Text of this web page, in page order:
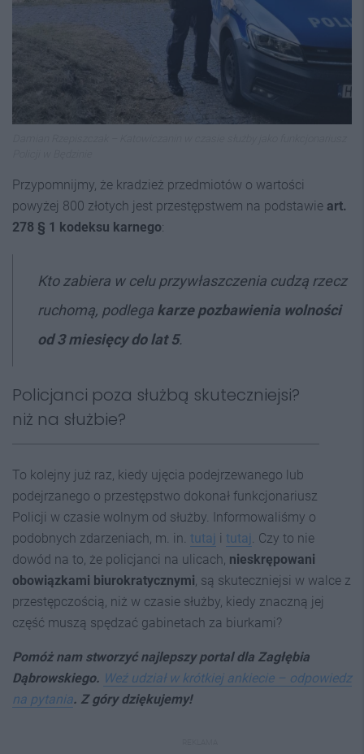
Przypomnijmy, że kradzież przedmiotów o wartości
powyżej 800 złotych jest przestępstwem na podstawie art.
278 § 1 kodeksu karnego:
Kto zabiera w celu przywłaszczenia cudzą rzecz
ruchomą, podlega karze pozbawienia wolności
od 3 miesięcy do lat 5.
Policjanci poza służbą skuteczniejsi?
niż na służbie?
To kolejny już raz, kiedy ujęcia podejrzewanego lub
podejrzanego o przestępstwo dokonał funkcjonariusz
Policji w czasie wolnym od służby. Informowaliśmy o
podobnych zdarzeniach, m. in. tutaj i tutaj . Czy to nie
dowód na to, że policjanci na ulicach, nieskrępowani
obowiązkami biurokratycznymi , są skuteczniejsi w walce z
przestępczością, niż w czasie służby, kiedy znaczną jej
część muszą spędzać gabinetach za biurkami?
Pomóż nam stworzyć najlepszy portal dla Zagłębia
Dąbrowskiego. Weź udział w krótkiej ankiecie – odpowiedz
na pytania. Z góry dziękujemy!